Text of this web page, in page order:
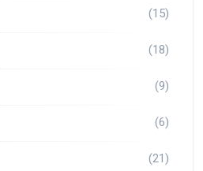
(15)
(18)
(9)
(6)
(21)